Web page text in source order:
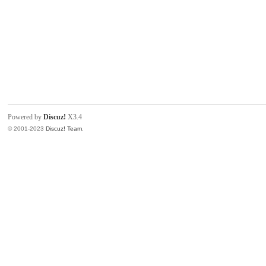
Powered byDiscuz! X3.4
© 2001-2023Discuz! Team